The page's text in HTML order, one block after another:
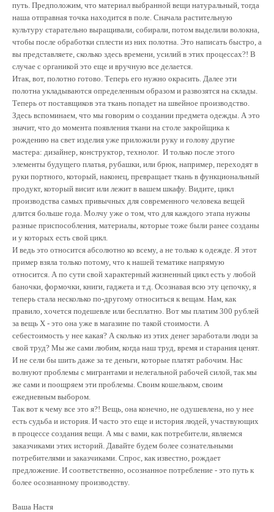
путь. Предположим, что материал выбранной вещи натуральный, тогда
наша отправная точка находится в поле. Сначала растительную
культуру старательно выращивали, собирали, потом выделили волокна,
чтобы после обработки сплести из них полотна. Это написать быстро, а
вы представляете, сколько здесь времени, усилий в этих процессах?! В
случае с органикой это еще и вручную все делается.
Итак, вот, полотно готово. Теперь его нужно окрасить. Далее эти
полотна укладываются определенным образом и развозятся на склады.
Теперь от поставщиков эта ткань попадет на швейное производство.
Здесь вспоминаем, что мы говорим о создании предмета одежды. А это
значит, что до момента появления ткани на столе закройщика к
рождению на свет изделия уже приложили руку и голову другие
мастера: дизайнер, конструктор, технолог. И только после этого
элементы будущего платья, рубашки, или брюк, например, переходят в
руки портного, который, наконец, превращает ткань в функциональный
продукт, который висит или лежит в вашем шкафу. Видите, цикл
производства самых привычных для современного человека вещей
длится больше года. Молчу уже о том, что для каждого этапа нужны
разные приспособления, материалы, которые тоже были ранее созданы
и у которых есть свой цикл.
И ведь это относится абсолютно ко всему, а не только к одежде. Я этот
пример взяла только потому, что к нашей тематике напрямую
относится. А по сути свой характерный жизненный цикл есть у любой
баночки, формочки, книги, гаджета и т.д. Осознавая всю эту цепочку, я
теперь стала несколько по-другому относиться к вещам. Нам, как
правило, хочется подешевле или бесплатно. Вот мы платим 300 рублей
за вещь Х - это она уже в магазине по такой стоимости. А
себестоимость у нее какая? А сколько из этих денег заработали люди за
свой труд? Мы же сами любим, когда наш труд, время и старания ценят.
И не сели бы шить даже за те деньги, которые платят рабочим. Нас
волнуют проблемы с мигрантами и нелегальной рабочей силой, так мы
же сами и поощряем эти проблемы. Своим кошельком, своим
ежедневным выбором.
Так вот к чему все это я?! Вещь, она конечно, не одушевлена, но у нее
есть судьба и история. И часто это еще и история людей, участвующих
в процессе создания вещи. А мы с вами, как потребители, являемся
заказчиками этих историй. Давайте будем более сознательными
потребителями и заказчиками. Спрос, как известно, рождает
предложение. И соответственно, осознанное потребление - это путь к
более осознанному производству.
Ваша Настя